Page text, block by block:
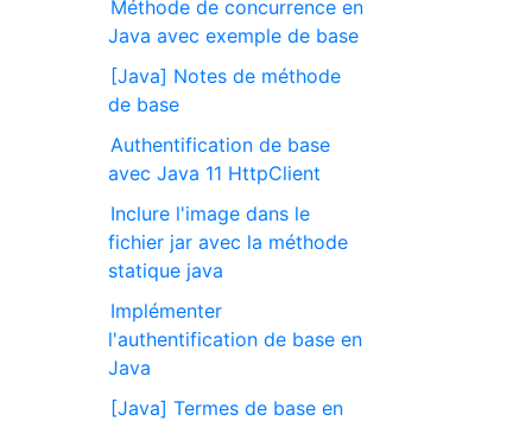
Méthode de concurrence en
Java avec exemple de base
[Java] Notes de méthode
de base
Authentification de base
avec Java 11 HttpClient
Inclure l'image dans le
fichier jar avec la méthode
statique java
Implémenter
l'authentification de base en
Java
[Java] Termes de base en